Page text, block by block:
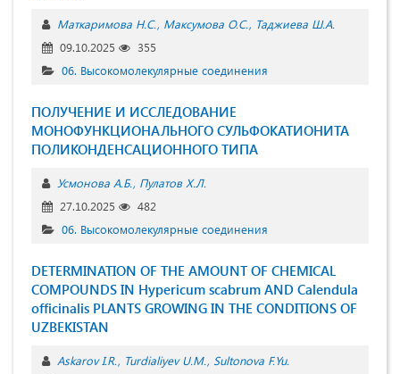
Маткаримова Н.С. Максумова О.С.
Таджиева Ш.А.
09.10.2025
355
06. Высокомолекулярные соединения
ПОЛУЧЕНИЕ И ИССЛЕДОВАНИЕ
МОНОФУНКЦИОНАЛЬНОГО СУЛЬФОКАТИОНИТА
ПОЛИКОНДЕНСАЦИОННОГО ТИПА
Усмонова А.Б. Пулатов Х.Л.
27.10.2025
482
06. Высокомолекулярные соединения
DETERMINATION OF THE AMOUNT OF CHEMICAL
COMPOUNDS IN Hypericum scabrum AND Calendula
officinalis PLANTS GROWING IN THE CONDITIONS OF
UZBEKISTAN
Askarov I.R. Turdialiyev U.M. Sultonova F.Yu.